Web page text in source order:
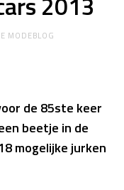
MODEBLOG
de 85ste keer
beetje in de
mogelijke jurken